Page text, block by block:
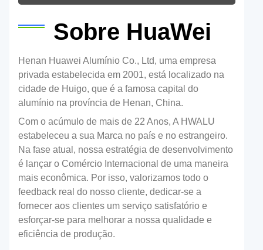
Sobre HuaWei
Henan Huawei Alumínio Co., Ltd, uma empresa
privada estabelecida em 2001, está localizado na
cidade de Huigo, que é a famosa capital do
alumínio na província de Henan, China.
Com o acúmulo de mais de 22 Anos, A HWALU
estabeleceu a sua Marca no país e no estrangeiro.
Na fase atual, nossa estratégia de desenvolvimento
é lançar o Comércio Internacional de uma maneira
mais econômica. Por isso, valorizamos todo o
feedback real do nosso cliente, dedicar-se a
fornecer aos clientes um serviço satisfatório e
esforçar-se para melhorar a nossa qualidade e
eficiência de produção.
Círculo de alumínio de sinal de estrada
Este artigo fornece uma exploração aprofundada dos